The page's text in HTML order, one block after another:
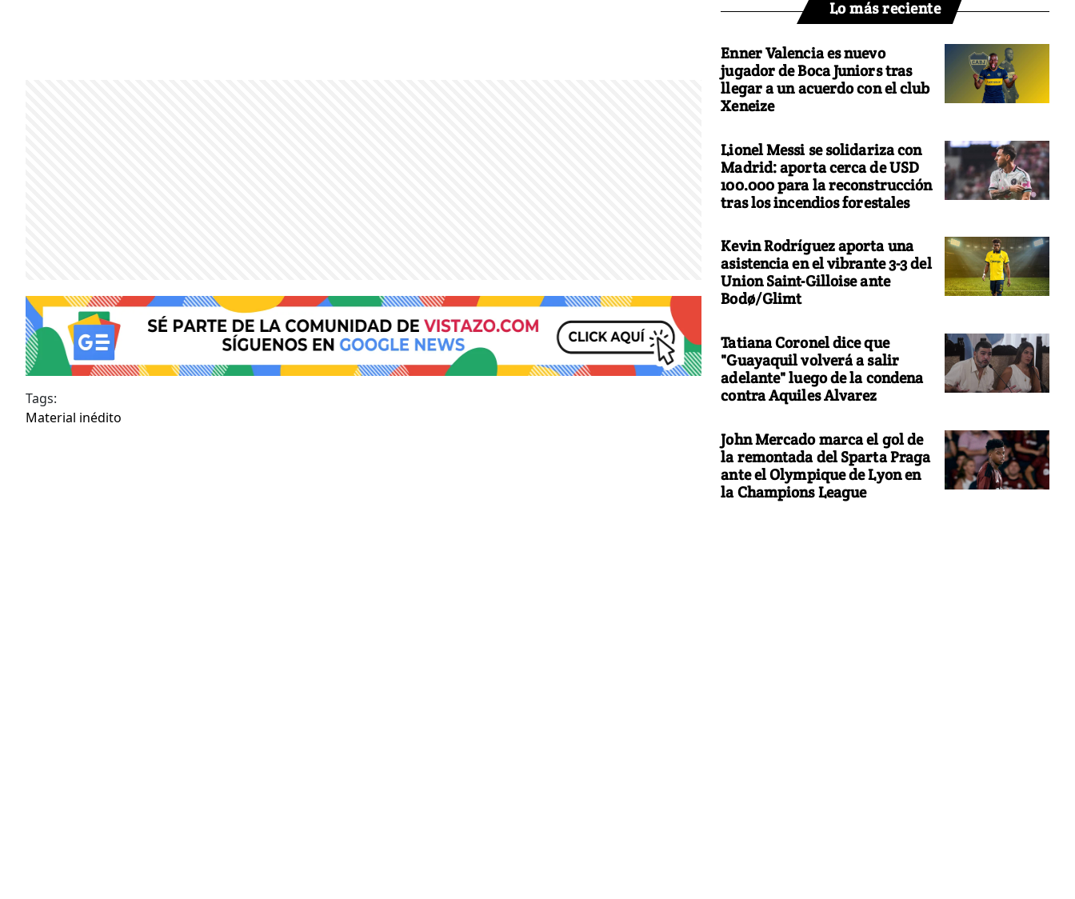
Tags:
Material inédito
Lo más reciente
Enner Valencia es nuevo
jugador de Boca Juniors tras
llegar a un acuerdo con el club
Xeneize
Lionel Messi se solidariza con
Madrid: aporta cerca de USD
100.000 para la reconstrucción
tras los incendios forestales
Kevin Rodríguez aporta una
asistencia en el vibrante 3-3 del
Union Saint-Gilloise ante
Bodø/Glimt
Tatiana Coronel dice que
"Guayaquil volverá a salir
adelante" luego de la condena
contra Aquiles Alvarez
John Mercado marca el gol de
la remontada del Sparta Praga
ante el Olympique de Lyon en
la Champions League